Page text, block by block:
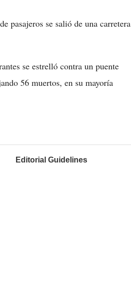
pasajeros se salió de una carretera
se estrelló contra un puente
56 muertos, en su mayoría
Editorial Guidelines